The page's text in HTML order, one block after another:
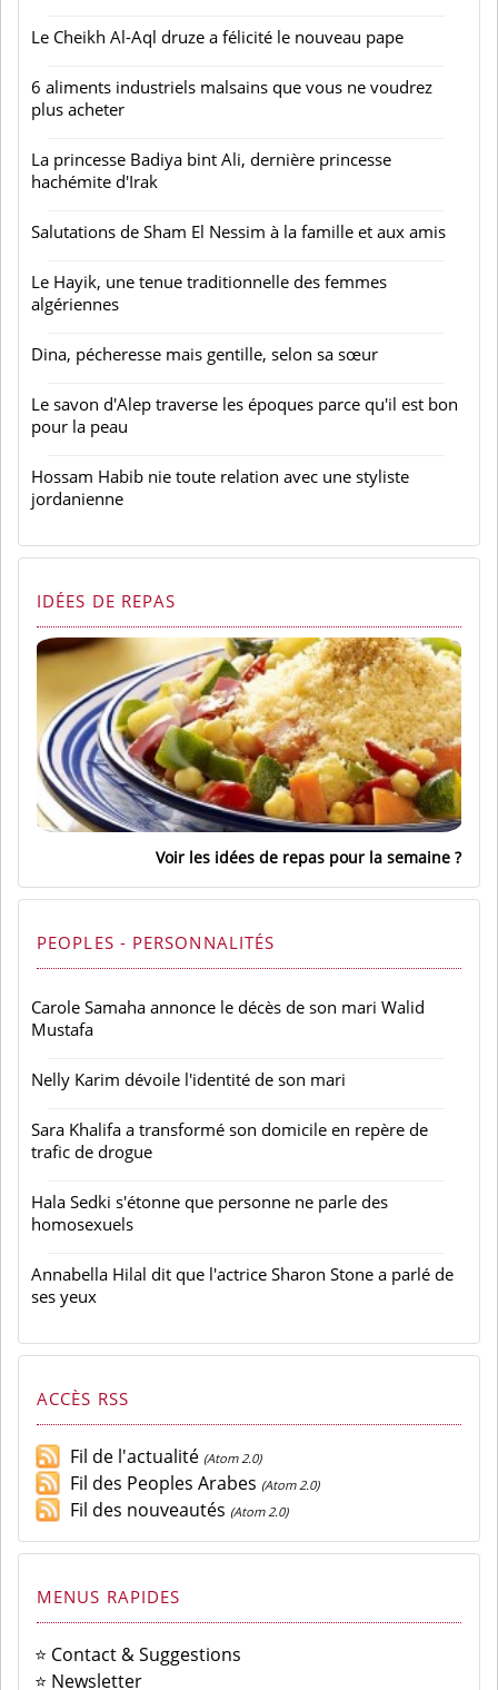
Le Cheikh Al-Aql druze a félicité le nouveau pape
6 aliments industriels malsains que vous ne voudrez
plus acheter
La princesse Badiya bint Ali, dernière princesse
hachémite d'Irak
Salutations de Sham El Nessim à la famille et aux amis
Le Hayik, une tenue traditionnelle des femmes
algériennes
Dina, pécheresse mais gentille, selon sa sœur
Le savon d'Alep traverse les époques parce qu'il est bon
pour la peau
Hossam Habib nie toute relation avec une styliste
jordanienne
IDÉES DE REPAS
Voir les idées de repas pour la semaine
PEOPLES - PERSONNALITÉS
Carole Samaha annonce le décès de son mari Walid
Mustafa
Nelly Karim dévoile l'identité de son mari
Sara Khalifa a transformé son domicile en repère de
trafic de drogue
Hala Sedki s'étonne que personne ne parle des
homosexuels
Annabella Hilal dit que l'actrice Sharon Stone a parlé de
ses yeux
ACCÈS RSS
Fil de l'actualité (Atom 2.0)
Fil des Peoples Arabes (Atom 2.0)
Fil des nouveautés (Atom 2.0)
MENUS RAPIDES
⭐ Contact & Suggestions
⭐ Newsletter